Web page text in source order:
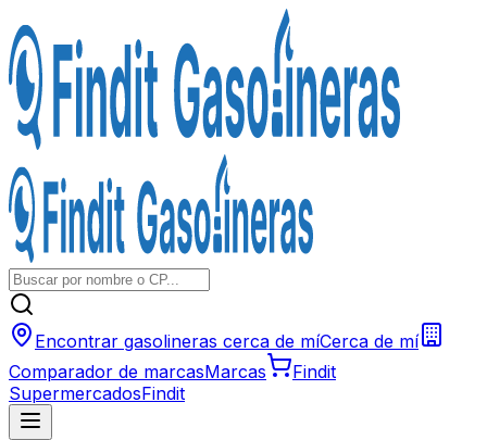
Encontrar gasolineras cerca de míCerca de mí
Comparador de marcasMarcas
Findit
SupermercadosFindit